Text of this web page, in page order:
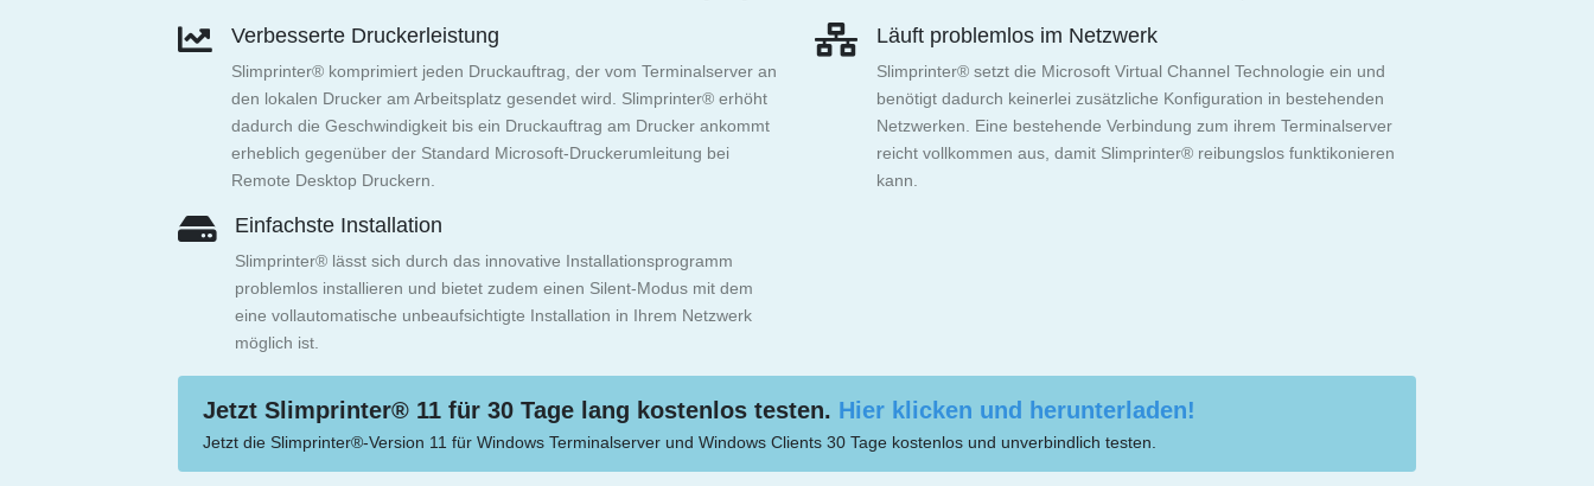
Verbesserte Druckerleistung
Slimprinter® komprimiert jeden Druckauftrag, der vom Terminalserver an
den lokalen Drucker am Arbeitsplatz gesendet wird. Slimprinter® erhöht
dadurch die Geschwindigkeit bis ein Druckauftrag am Drucker ankommt
erheblich gegenüber der Standard Microsoft-Druckerumleitung bei
Remote Desktop Druckern.
Läuft problemlos im Netzwerk
Slimprinter® setzt die Microsoft Virtual Channel Technologie ein und
benötigt dadurch keinerlei zusätzliche Konfiguration in bestehenden
Netzwerken. Eine bestehende Verbindung zum ihrem Terminalserver
reicht vollkommen aus, damit Slimprinter® reibungslos funktikonieren
kann.
Einfachste Installation
Slimprinter® lässt sich durch das innovative Installationsprogramm
problemlos installieren und bietet zudem einen Silent-Modus mit dem
eine vollautomatische unbeaufsichtigte Installation in Ihrem Netzwerk
möglich ist.
Jetzt Slimprinter® 11 für 30 Tage lang kostenlos testen. Hier klicken und herunterladen!
Jetzt die Slimprinter®-Version 11 für Windows Terminalserver und Windows Clients 30 Tage kostenlos und unverbindlich testen.